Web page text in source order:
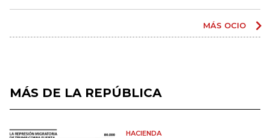
MÁS OCIO
MÁS DE LA REPÚBLICA
HACIENDA